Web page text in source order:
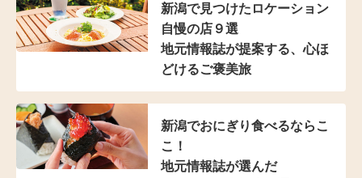
新潟で見つけた ロケーション
自慢の店９選
地元情報誌が提案する、心ほ
どけるご褒美旅
新潟でおにぎり食べるならこ
こ！
地元情報誌が選んだ